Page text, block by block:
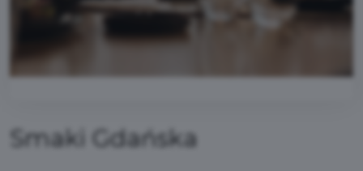
Smaki Gdańska